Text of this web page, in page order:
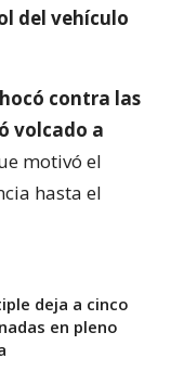
del vehículo
contra las
volcado a
motivó el
hasta el
deja a cinco
en pleno